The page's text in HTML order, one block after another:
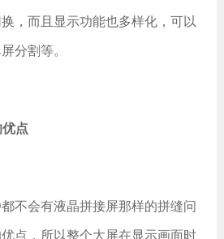
，而且显示功能也多样化，可以
分割等。
点
不会有液晶拼接屏那样的拼缝问
点，所以整个大屏在显示画面时